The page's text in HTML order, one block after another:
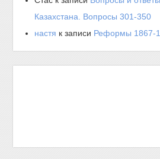
Казахстана. Вопросы 301-350
настя к записи Реформы 1867-